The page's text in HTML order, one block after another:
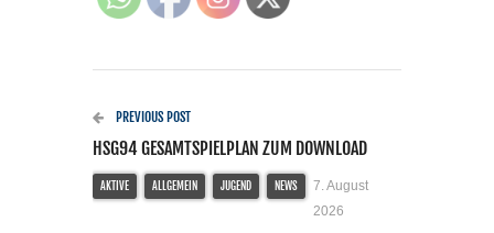
PREVIOUS POST
HSG94 GESAMTSPIELPLAN ZUM DOWNLOAD
AKTIVE ALLGEMEIN JUGEND NEWS
7. August
2026